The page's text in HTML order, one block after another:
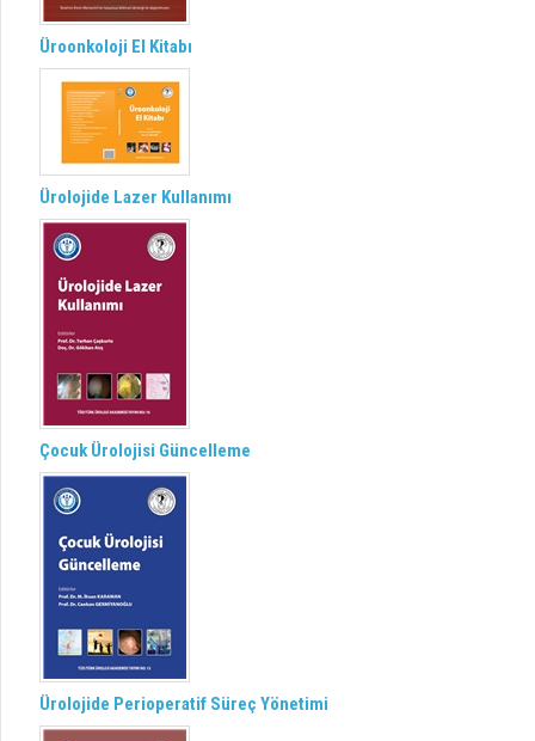
Üroonkoloji El Kitabı
Ürolojide Lazer Kullanımı
Çocuk Ürolojisi Güncelleme
Ürolojide Perioperatif Süreç Yönetimi